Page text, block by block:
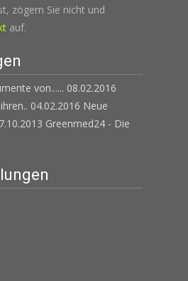
zögern Sie nicht und
auf.
von...... 08.02.2016
04.02.2016 Neue
Greenmed24 - Die